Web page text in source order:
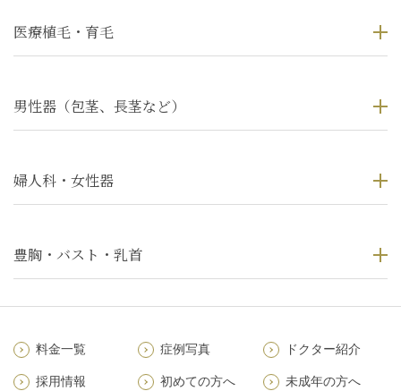
医療植毛・育毛
男性器（包茎、長茎など）
婦人科・女性器
豊胸・バスト・乳首
料金一覧 症例写真 ドクター紹介
採用情報 初めての方へ 未成年の方へ